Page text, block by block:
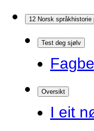
12 Norsk
Test deg sjølv
Oversikt
I eit